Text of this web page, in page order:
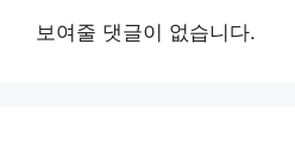
보여줄 댓글이 없습니다.